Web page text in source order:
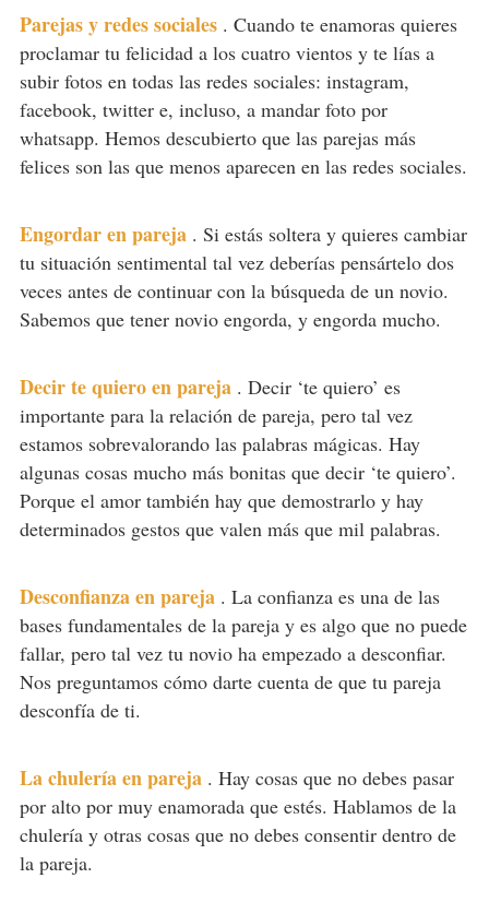
Parejas y redes sociales . Cuando te enamoras quieres
proclamar tu felicidad a los cuatro vientos y te lías a
subir fotos en todas las redes sociales: instagram,
facebook, twitter e, incluso, a mandar foto por
whatsapp. Hemos descubierto que las parejas más
felices son las que menos aparecen en las redes sociales.
Engordar en pareja . Si estás soltera y quieres cambiar
tu situación sentimental tal vez deberías pensártelo dos
veces antes de continuar con la búsqueda de un novio.
Sabemos que tener novio engorda, y engorda mucho.
Decir te quiero en pareja . Decir ‘te quiero’ es
importante para la relación de pareja, pero tal vez
estamos sobrevalorando las palabras mágicas. Hay
algunas cosas mucho más bonitas que decir ‘te quiero’.
Porque el amor también hay que demostrarlo y hay
determinados gestos que valen más que mil palabras.
Desconfianza en pareja . La confianza es una de las
bases fundamentales de la pareja y es algo que no puede
fallar, pero tal vez tu novio ha empezado a desconfiar.
Nos preguntamos cómo darte cuenta de que tu pareja
desconfía de ti.
La chulería en pareja . Hay cosas que no debes pasar
por alto por muy enamorada que estés. Hablamos de la
chulería y otras cosas que no debes consentir dentro de
la pareja.